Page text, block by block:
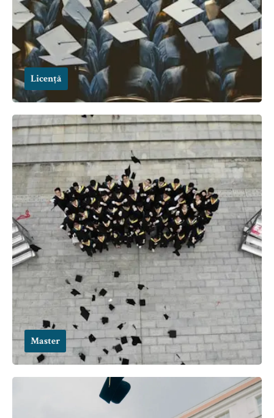
Licență
Master